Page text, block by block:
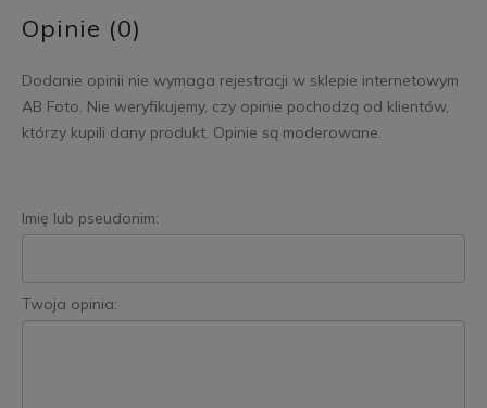
Opinie (0)
Dodanie opinii nie wymaga rejestracji w sklepie internetowym
AB Foto. Nie weryfikujemy, czy opinie pochodzą od klientów,
którzy kupili dany produkt. Opinie są moderowane.
Imię lub pseudonim:
Twoja opinia: